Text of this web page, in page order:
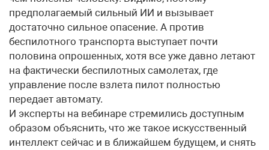
предполагаемый сильный ИИ и вызывает
достаточно сильное опасение. А против
беспилотного транспорта выступает почти
половина опрошенных, хотя все уже давно летают
на фактически беспилотных самолетах, где
управление после взлета пилот полностью
передает автомату.
И эксперты на вебинаре стремились доступным
образом объяснить, что же такое искусственный
интеллект сейчас и в ближайшем будущем, и снять